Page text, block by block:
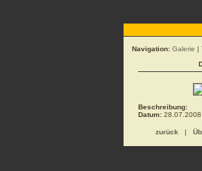
Navigation: Galerie |
Beschreibung:
Datum:
zurück |